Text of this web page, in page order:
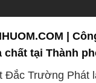
|
tại Thành
Đắc Trường Phát